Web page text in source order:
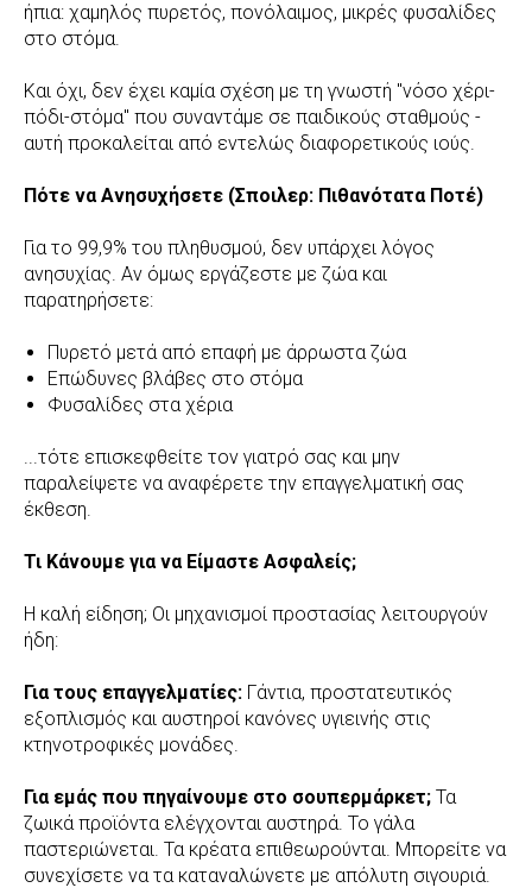
ήπια: χαμηλός πυρετός, πονόλαιμος, μικρές φυσαλίδες
στο στόμα.
Και όχι, δεν έχει καμία σχέση με τη γνωστή "νόσο χέρι-
πόδι-στόμα" που συναντάμε σε παιδικούς σταθμούς -
αυτή προκαλείται από εντελώς διαφορετικούς ιούς.
Πότε να Ανησυχήσετε (Σποιλερ: Πιθανότατα Ποτέ)
Για το 99,9% του πληθυσμού, δεν υπάρχει λόγος
ανησυχίας. Αν όμως εργάζεστε με ζώα και
παρατηρήσετε:
Πυρετό μετά από επαφή με άρρωστα ζώα
Επώδυνες βλάβες στο στόμα
Φυσαλίδες στα χέρια
...τότε επισκεφθείτε τον γιατρό σας και μην
παραλείψετε να αναφέρετε την επαγγελματική σας
έκθεση.
Τι Κάνουμε για να Είμαστε Ασφαλείς;
Η καλή είδηση; Οι μηχανισμοί προστασίας λειτουργούν
ήδη:
Για τους επαγγελματίες: Γάντια, προστατευτικός
εξοπλισμός και αυστηροί κανόνες υγιεινής στις
κτηνοτροφικές μονάδες.
Για εμάς που πηγαίνουμε στο σουπερμάρκετ; Τα
ζωικά προϊόντα ελέγχονται αυστηρά. Το γάλα
παστεριώνεται. Τα κρέατα επιθεωρούνται. Μπορείτε να
συνεχίσετε να τα καταναλώνετε με απόλυτη σιγουριά.